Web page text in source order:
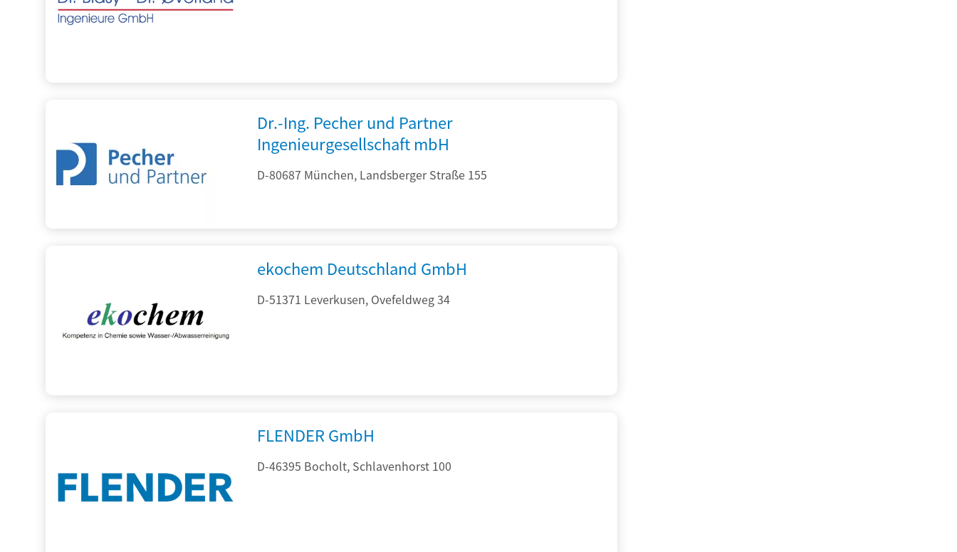
Dr.-Ing. Pecher und Partner
Ingenieurgesellschaft mbH
D-80687 München, Landsberger Straße 155
ekochem Deutschland GmbH
D-51371 Leverkusen, Ovefeldweg 34
FLENDER GmbH
D-46395 Bocholt, Schlavenhorst 100